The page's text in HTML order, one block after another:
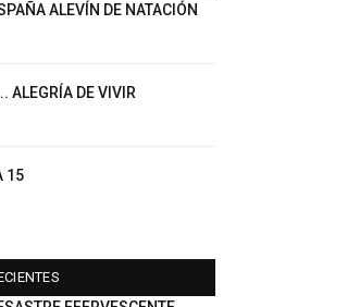
ALEVÍN DE NATACIÓN
ALEGRÍA DE VIVIR
15